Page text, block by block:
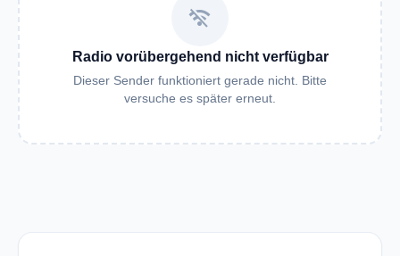
wifi_off
Radio vorübergehend nicht verfügbar
Dieser Sender funktioniert gerade nicht. Bitte
versuche es später erneut.